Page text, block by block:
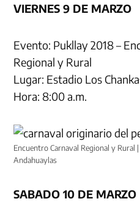
VIERNES 9 DE MARZO
Evento: Pukllay 2018 –
Regional y Rural
Lugar: Estadio Los
Hora: 8:00 a.m.
Encuentro Carnaval Regional y
Andahuaylas
SABADO 10 DE MARZO